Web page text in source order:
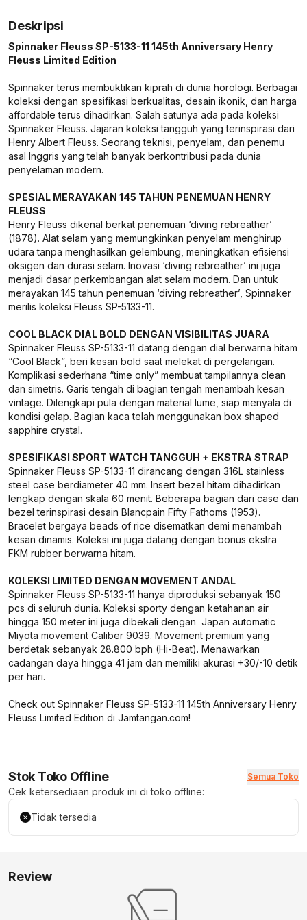
Deskripsi
Spinnaker Fleuss SP-5133-11 145th Anniversary Henry
Fleuss Limited Edition
Spinnaker terus membuktikan kiprah di dunia horologi. Berbagai
koleksi dengan spesifikasi berkualitas, desain ikonik, dan harga
affordable terus dihadirkan. Salah satunya ada pada koleksi
Spinnaker Fleuss. Jajaran koleksi tangguh yang terinspirasi dari
Henry Albert Fleuss. Seorang teknisi, penyelam, dan penemu
asal Inggris yang telah banyak berkontribusi pada dunia
penyelaman modern.
SPESIAL MERAYAKAN 145 TAHUN PENEMUAN HENRY
FLEUSS
Henry Fleuss dikenal berkat penemuan ‘diving rebreather’
(1878). Alat selam yang memungkinkan penyelam menghirup
udara tanpa menghasilkan gelembung, meningkatkan efisiensi
oksigen dan durasi selam. Inovasi ‘diving rebreather’ ini juga
menjadi dasar perkembangan alat selam modern. Dan untuk
merayakan 145 tahun penemuan ‘diving rebreather’, Spinnaker
merilis koleksi Fleuss SP-5133-11.
COOL BLACK DIAL BOLD DENGAN VISIBILITAS JUARA
Spinnaker Fleuss SP-5133-11 datang dengan dial berwarna hitam
“Cool Black”, beri kesan bold saat melekat di pergelangan.
Komplikasi sederhana “time only” membuat tampilannya clean
dan simetris. Garis tengah di bagian tengah menambah kesan
vintage. Dilengkapi pula dengan material lume, siap menyala di
kondisi gelap. Bagian kaca telah menggunakan box shaped
sapphire crystal.
SPESIFIKASI SPORT WATCH TANGGUH + EKSTRA STRAP
Spinnaker Fleuss SP-5133-11 dirancang dengan 316L stainless
steel case berdiameter 40 mm. Insert bezel hitam dihadirkan
lengkap dengan skala 60 menit. Beberapa bagian dari case dan
bezel terinspirasi desain Blancpain Fifty Fathoms (1953).
Bracelet bergaya beads of rice disematkan demi menambah
kesan dinamis. Koleksi ini juga datang dengan bonus ekstra
FKM rubber berwarna hitam.
KOLEKSI LIMITED DENGAN MOVEMENT ANDAL
Spinnaker Fleuss SP-5133-11 hanya diproduksi sebanyak 150
pcs di seluruh dunia. Koleksi sporty dengan ketahanan air
hingga 150 meter ini juga dibekali dengan Japan automatic
Miyota movement Caliber 9039. Movement premium yang
berdetak sebanyak 28.800 bph (Hi-Beat). Menawarkan
cadangan daya hingga 41 jam dan memiliki akurasi +30/-10 detik
per hari.
Check out Spinnaker Fleuss SP-5133-11 145th Anniversary Henry
Fleuss Limited Edition di Jamtangan.com!
Stok Toko Offline Semua Toko
Cek ketersediaan produk ini di toko offline:
Tidak tersedia
Review